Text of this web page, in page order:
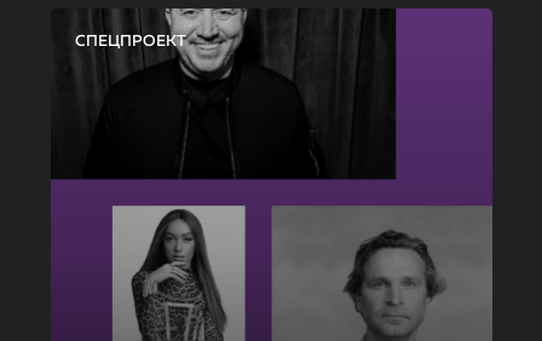
СПЕЦПРОЕКТ